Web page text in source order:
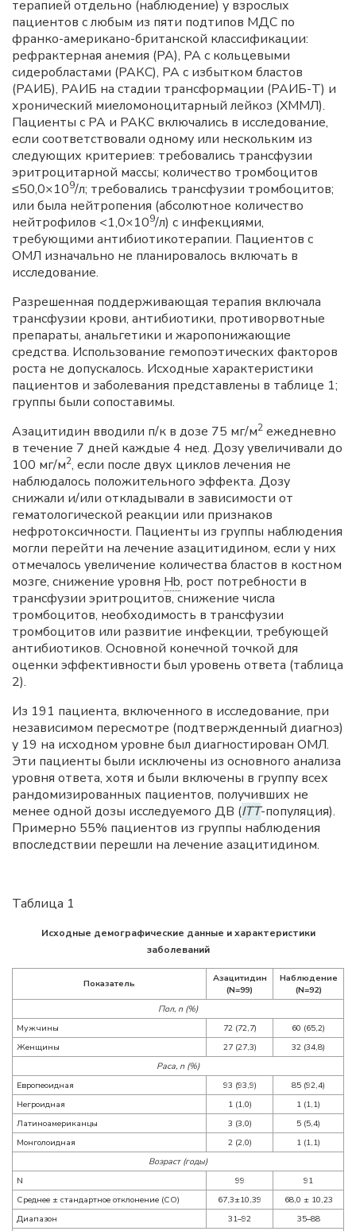
терапией отдельно (наблюдение) у взрослых
пациентов с любым из пяти подтипов МДС по
франко-американо-британской классификации:
рефрактерная анемия (РА), РА с кольцевыми
сидеробластами (РАКС), РА с избытком бластов
(РАИБ), РАИБ на стадии трансформации (РАИБ-Т) и
хронический миеломоноцитарный лейкоз (ХММЛ).
Пациенты с РА и РАКС включались в исследование,
если соответствовали одному или нескольким из
следующих критериев: требовались трансфузии
эритроцитарной массы; количество тромбоцитов
≤50,0×109/л; требовались трансфузии тромбоцитов;
или была нейтропения (абсолютное количество
нейтрофилов <1,0×109/л) с инфекциями,
требующими антибиотикотерапии. Пациентов с
ОМЛ изначально не планировалось включать в
исследование.
Разрешенная поддерживающая терапия включала
трансфузии крови, антибиотики, противорвотные
препараты, анальгетики и жаропонижающие
средства. Использование гемопоэтических факторов
роста не допускалось. Исходные характеристики
пациентов и заболевания представлены в таблице 1;
группы были сопоставимы.
Азацитидин вводили п/к в дозе 75 мг/м2 ежедневно
в течение 7 дней каждые 4 нед. Дозу увеличивали до
100 мг/м2, если после двух циклов лечения не
наблюдалось положительного эффекта. Дозу
снижали и/или откладывали в зависимости от
гематологической реакции или признаков
нефротоксичности. Пациенты из группы наблюдения
могли перейти на лечение азацитидином, если у них
отмечалось увеличение количества бластов в костном
мозге, снижение уровня Hb, рост потребности в
трансфузии эритроцитов, снижение числа
тромбоцитов, необходимость в трансфузии
тромбоцитов или развитие инфекции, требующей
антибиотиков. Основной конечной точкой для
оценки эффективности был уровень ответа (таблица
2).
Из 191 пациента, включенного в исследование, при
независимом пересмотре (подтвержденный диагноз)
у 19 на исходном уровне был диагностирован ОМЛ.
Эти пациенты были исключены из основного анализа
уровня ответа, хотя и были включены в группу всех
рандомизированных пациентов, получивших не
менее одной дозы исследуемого ДВ (ITT-популяция).
Примерно 55% пациентов из группы наблюдения
впоследствии перешли на лечение азацитидином.
Таблица 1
Исходные демографические данные и характеристики
заболеваний
Показатель
Азацитидин
(N=99)
Наблюдение
(N=92)
Пол, n (%)
Мужчины
72 (72,7)
60 (65,2)
Женщины
27 (27,3)
32 (34,8)
Раса, n (%)
Европеоидная
93 (93,9)
85 (92,4)
Негроидная
1 (1,0)
1 (1,1)
Латиноамериканцы
3 (3,0)
5 (5,4)
Монголоидная
2 (2,0)
1 (1,1)
Возраст (годы)
N
99
91
Среднее ± стандартное отклонение (СО)
67,3±10,39
68,0 ± 10,23
Диапазон
31–92
35–88